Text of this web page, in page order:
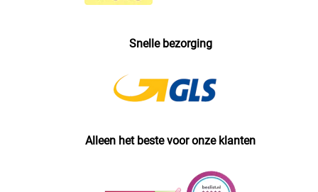
Snelle bezorging
Alleen het beste voor onze klanten